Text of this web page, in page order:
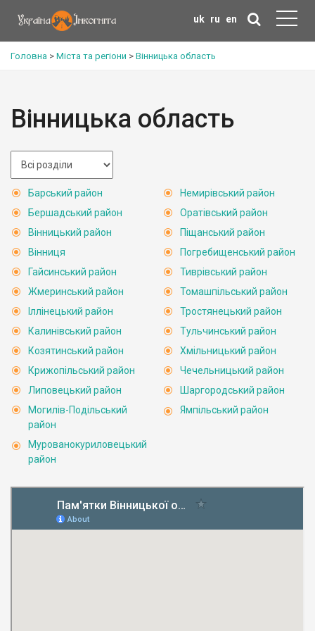
uk ru en
Головна > Міста та регіони > Вінницька область
Вінницька область
Барський район
Бершадський район
Вінницький район
Вінниця
Гайсинський район
Жмеринський район
Іллінецький район
Калинівський район
Козятинський район
Крижопільський район
Липовецький район
Могилів-Подільський
район
Мурованокуриловецький
район
Немирівський район
Оратівський район
Піщанський район
Погребищенський район
Тиврівський район
Томашпільський район
Тростянецький район
Тульчинський район
Хмільницький район
Чечельницький район
Шаргородський район
Ямпільський район